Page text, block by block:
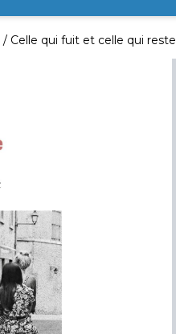
Celle qui fuit et celle qui reste